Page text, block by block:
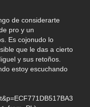
de considerarte
pro y un
Es cojonudo lo
que le das a cierto
y sus retoños.
estoy escuchando